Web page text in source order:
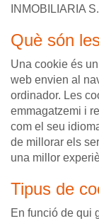
INMOBILIARIA
Què són
Una cookie és
web envien al
ordinador. Les
emmagatzemi i
com el seu
de millorar els
una millor
Tipus de
En funció de qui